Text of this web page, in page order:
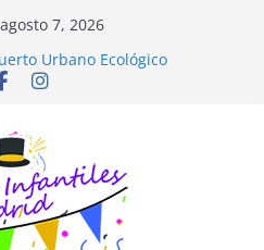
7, 2026
y Reciclaje de Prendas
Urbano Ecológico
LA NATURALEZA
para niños